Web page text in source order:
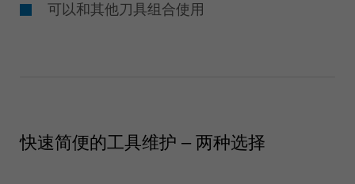
可以和其他刀具组合使用
快速简便的工具维护 – 两种选择